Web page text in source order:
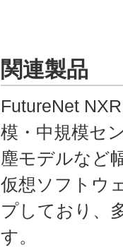
関連製品
FutureNet
模・中規模セ
塵モデルなど
仮想ソフトウ
プしており、
す。